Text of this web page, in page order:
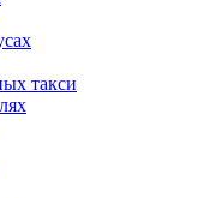
такси